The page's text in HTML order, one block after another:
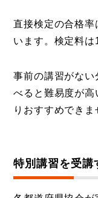
直接検定の合格
います。検定料は
事前の講習がな
べると難易度が高
りおすすめできま
特別講習を受講